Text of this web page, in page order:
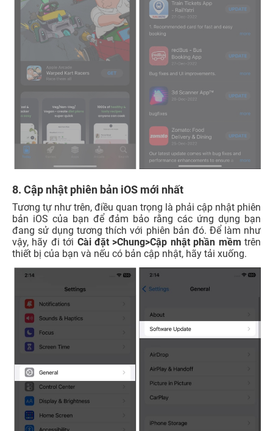
8. Cập nhật phiên bản iOS mới nhất
Tương tự như trên, điều quan trọng là phải cập nhật phiên
bản iOS của bạn để đảm bảo rằng các ứng dụng bạn
đang sử dụng tương thích với phiên bản đó. Để làm như
vậy, hãy đi tới Cài đặt >Chung>Cập nhật phần mềm trên
thiết bị của bạn và nếu có bản cập nhật, hãy tải xuống.